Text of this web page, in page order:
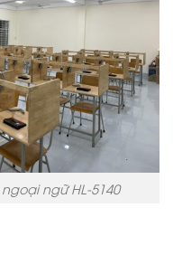
ngữ HL-5140